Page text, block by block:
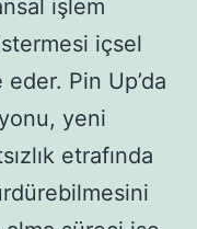
işlem
içsel
Pin Up’da
yeni
etrafında